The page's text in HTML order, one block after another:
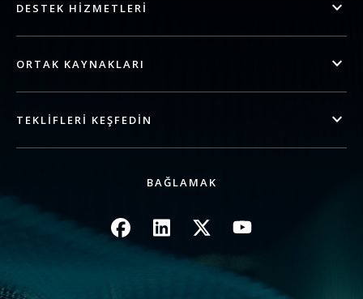
DESTEK HIZMETLERI
ORTAK KAYNAKLARI
TEKLIFLERI KEŞFEDIN
BAĞLAMAK
Resim Resim Resim Resim